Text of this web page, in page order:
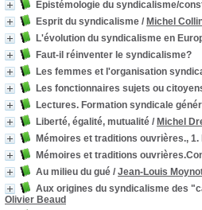
Épistémologie du syndicalisme/
Esprit du syndicalisme / Michel
L'évolution du syndicalisme en
Faut-il réinventer le syndicalisme?
Les femmes et l'organisation
Les fonctionnaires sujets ou
Lectures. Formation syndicale
Liberté, égalité, mutualité / Michel
Mémoires et traditions ouvrières.,
Mémoires et traditions
Au milieu du gué / Jean-Louis
Aux origines du syndicalisme des
Olivier Beaud